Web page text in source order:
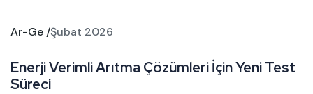
Ar-Ge /Şubat 2026
Enerji Verimli Arıtma Çözümleri İçin Yeni Test
Süreci